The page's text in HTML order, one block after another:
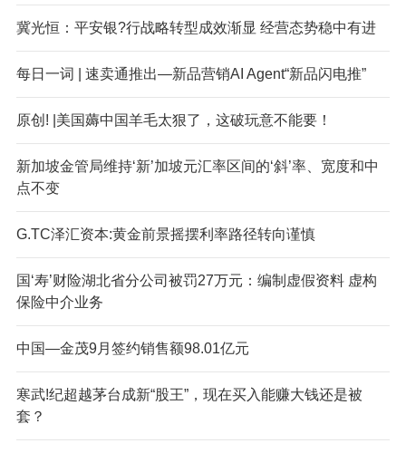
冀光恒：平安银?行战略转型成效渐显 经营态势稳中有进
每日一词 | 速卖通推出—新品营销AI Agent“新品闪电推”
原创! |美国薅中国羊毛太狠了，这破玩意不能要！
新加坡金管局维持‘新’加坡元汇率区间的‘斜’率、宽度和中
点不变
G.TC泽汇资本:黄金前景摇摆利率路径转向谨慎
国‘寿’财险湖北省分公司被罚27万元：编制虚假资料 虚构
保险中介业务
中国—金茂9月签约销售额98.01亿元
寒武!纪超越茅台成新“股王”，现在买入能赚大钱还是被
套？